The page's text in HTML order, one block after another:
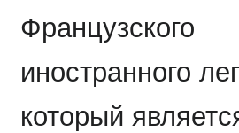
Французского
иностранного
который